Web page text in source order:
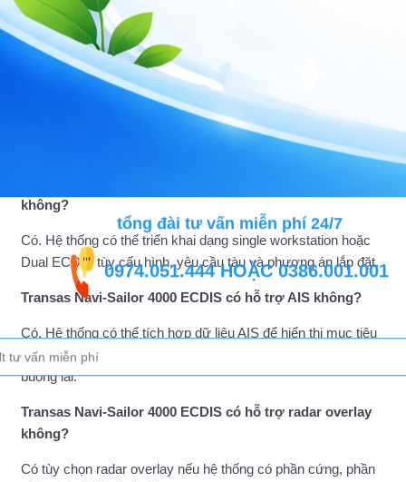
hỗ trợ lập tuyến, giám sát hành trình trên tàu biển.
Transas Navi-Sailor 4000 ECDIS có thể thay thế hải đồ
giấy không?
Có thể, nếu hệ thống được cấu hình, phê duyệt và có backup
arrangement phù hợp theo yêu cầu của IMO/SOLAS, cờ tàu
không?
Có. Hệ thống có thể triển khai dạng single workstation hoặc
Dual ECDIS tùy cấu hình, yêu cầu tàu và phương án lắp đặt.
Transas Navi-Sailor 4000 ECDIS có hỗ trợ AIS không?
Có. Hệ thống có thể tích hợp dữ liệu AIS để hiển thị mục tiêu
và hỗ trợ người vận hành nâng cao nhận biết tình huống trên
buồng lái.
Transas Navi-Sailor 4000 ECDIS có hỗ trợ radar overlay
không?
Có tùy chọn radar overlay nếu hệ thống có phần cứng, phần
tổng đài tư vấn miễn phí 24/7
0974.051.444HOẶC0386.001.001